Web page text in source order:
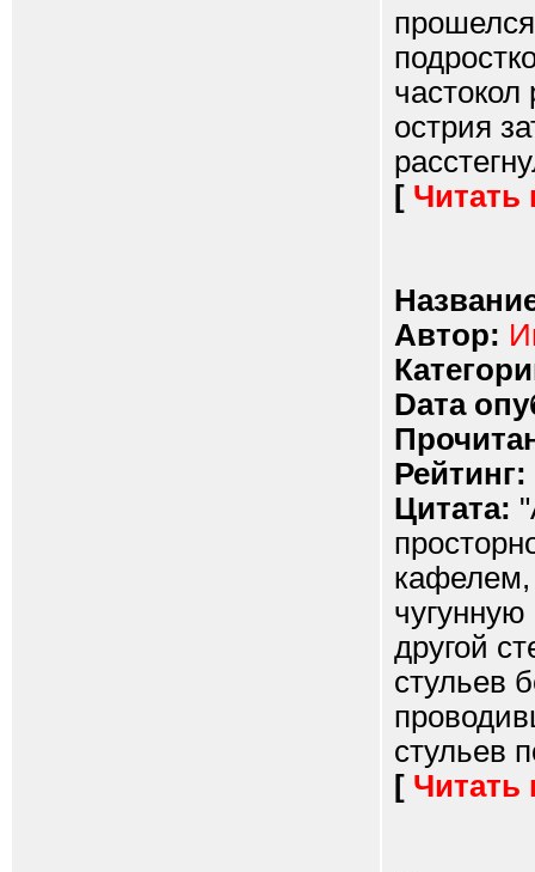
острия
[ Читать
Автор:
Dата
Рейтинг:
Цитата:
кафелем,
другой
стульев
стульев
[ Читать